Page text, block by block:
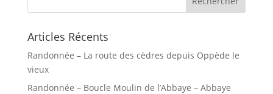
Articles Récents
Randonnée – La route des cèdres depuis Oppède le
vieux
Randonnée – Boucle Moulin de l’Abbaye – Abbaye